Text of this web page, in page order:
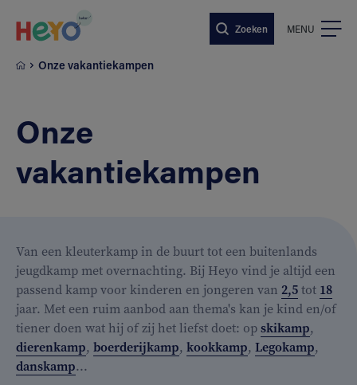
Zoeken MENU
Onze vakantiekampen
Onze
vakantiekampen
Van een kleuterkamp in de buurt tot een buitenlands
jeugdkamp met overnachting. Bij Heyo vind je altijd een
passend kamp voor kinderen en jongeren van 2,5tot 18
jaar. Met een ruim aanbod aan thema's kan je kind en/of
tiener doen wat hij of zij het liefst doet: opskikamp,
dierenkamp, boerderijkamp, kookkamp, Legokamp,
danskamp...